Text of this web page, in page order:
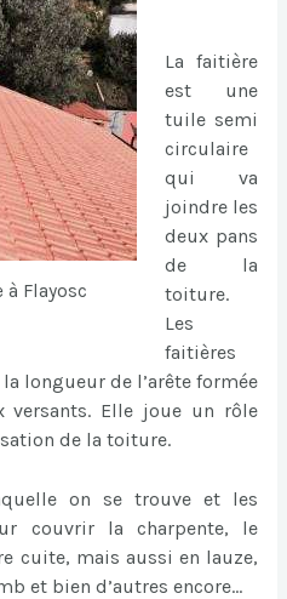
Flayosc
La faitière
est une
tuile semi
circulaire
qui va
joindre les
deux pans
de la
toiture.
Les
faitières
longueur de l’arête formée
Elle joue un rôle
de la toiture.
on se trouve et les
couvrir la charpente, le
cuite, mais aussi en lauze,
et bien d’autres encore…